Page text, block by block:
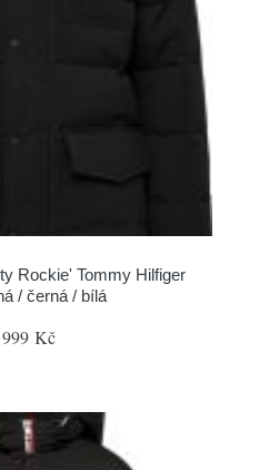
Rockie' Tommy Hilfiger
/ černá / bílá
Kč